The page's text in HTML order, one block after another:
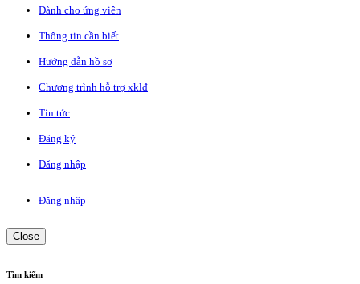
Dành cho ứng viên
Thông tin cần biết
Hướng dẫn hồ sơ
Chương trình hỗ trợ xklđ
Tin tức
Đăng ký
Đăng nhập
Đăng nhập
Close
Tìm kiếm